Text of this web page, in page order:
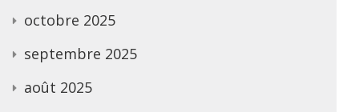
octobre 2025
septembre 2025
août 2025